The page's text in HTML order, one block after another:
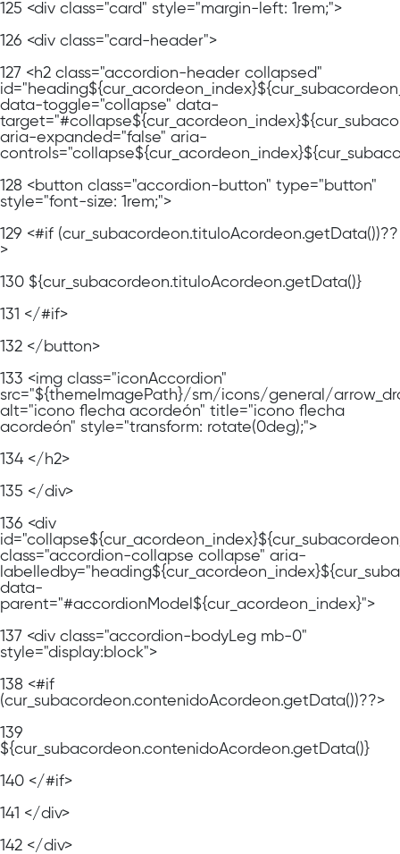
125 <div class="card" style="margin-left: 1rem;">
126 <div class="card-header">
127 <h2 class="accordion-header collapsed"
data-toggle="collapse" data-
aria-expanded="false" aria-
128 <button class="accordion-button" type="button"
style="font-size: 1rem;">
129 <#if (cur_subacordeon.tituloAcordeon.getData())??
>
130 ${cur_subacordeon.tituloAcordeon.getData()}
131 </#if>
132 </button>
133 <img class="iconAccordion"
src="${themeImagePath}/sm/icons/general/
alt="icono flecha acordeón" title="icono flecha
acordeón" style="transform: rotate(0deg);">
134 </h2>
135 </div>
136 <div
class="accordion-collapse collapse" aria-
data-
parent="#accordionModel${cur_acordeon_index}">
137 <div class="accordion-bodyLeg mb-0"
style="display:block">
138 <#if
(cur_subacordeon.contenidoAcordeon.getData())??>
139
${cur_subacordeon.contenidoAcordeon.getData()}
140 </#if>
141 </div>
142 </div>